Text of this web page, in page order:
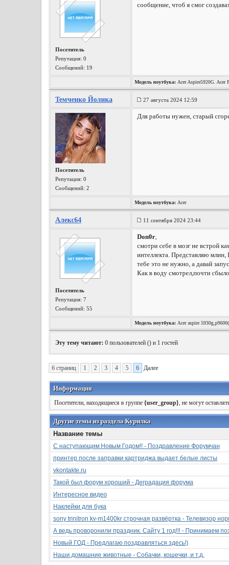
Посетитель
Репутация: 0
Сообщений: 19
сообщение, чтоб я смог
Модель ноутбука:Acer Aspire5920G. Acer
Темченко Йолика 27 августа 2024 12:59
Посетитель
Репутация: 0
Сообщений: 2
Для работы нужен, старый
Модель ноутбука:Acer
Алекс64 11 сентября 2024 23:44
Посетитель
Репутация: 7
Сообщений: 55
Don0r,
смотри себе в мозг не встрой
интеллекта. Представляю млин,
тебе это не нужно, а давай
Как в воду смотрел,почти
Модель ноутбука:Acer aspire
Эту тему читают: 0 пользователей () и 1 гостей
6 страниц 1 2 3 4 5 6 Далее
Информация
Посетители, находящиеся в группе {user_group}, не могут
Другие темы из раздела Курилка
Название темы
С наступающим Новым Годом!! - Поздравление Форумчан
принтер после заправки картриджа выдает белые листы
vkontakte.ru
Такой был форум хороший - Деградация форума
Интересное видео
Наклейки для бука
sony trinitron kv-m1400kr строчная развёртка - Телевизор
А ведь проворонили праздник. Сайту 1 год!!! - Принимаем
Новый ГОД - Предлагаю поздравляться здесь!)
Наши домашние животные - Собачки, кошечки, и т.д.